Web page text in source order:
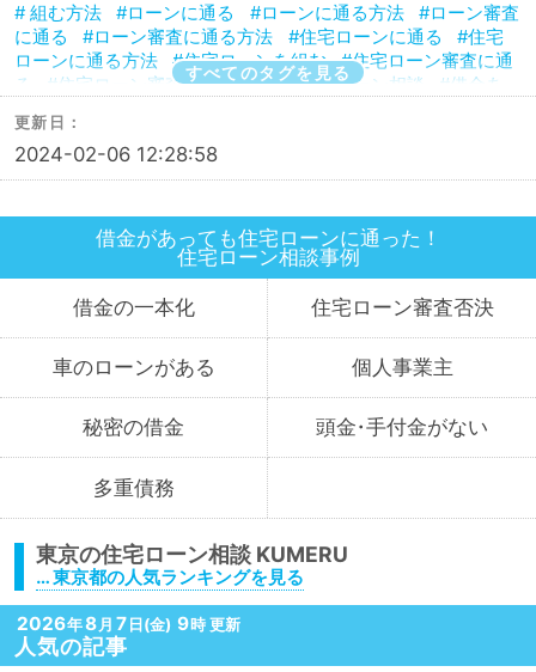
組む方法 ローンに通る ローンに通る方法
ローン審査
に通る
ローン審査に通る方法 住宅ローンに通る
住宅
ローンに通る方法
住宅ローンを組む
住宅ローン審査に通
る
住宅ローン審査に通る方法 住宅ローン相談
借金あ
ってもローンに通った
ってもローンに通る方法
借金あってもローン審査に通る方法
ンに通る
借金あっても住宅ローンに通る方法
借金あって
借金あっても審査に通る
借金あっても審査に通る
借金あっても通る 借金あっても通る方法
ってもローンに通る
借金があってもローンに通る方法
借
金があってもローン審査に通る
借金があってもローン審査
に通る方法
借金があっても住宅ローンに通る
借金があっ
借金があっても住宅ローンを組
借金があっても住宅ローン審査に通る
借金があっても
住宅ローン審査に通る方法
借金があっても住宅ローン審査
に通過することは可能
借金があっても審査に通る
借金が
あっても審査に通る方法
借金があっても通る
借金があっ
借金があってローンに通る
ーンに通る方法
借金があってローン審査に通る
ってローン審査に通る方法
借金があって住宅ローンに通る
借金があって住宅ローンに通る方法
ン審査に通る
借金があって住宅ローン審査に通る方法
金があって審査に通る
借金があって審査に通る方法
があって通る
借金があって通る方法
審査に通った方法
審査に通る
審査に通る方法
る
通る方法
すべてのタグを見る
更新日：
2024-02-06 12:28:58
借金があっても住宅ローンに通った！
住宅ローン相談事例
借金の一本化 住宅ローン審査否決
車のローンがある 個人事業主
秘密の借金 頭金・ 手付金がない
多重債務
東京の住宅ローン相談
… 東京都の人気ランキングを見る
2026年8 月 7 日(金) 9時 更新
人気の記事